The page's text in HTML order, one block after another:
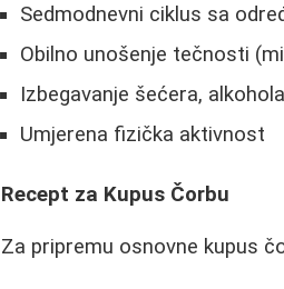
Sedmodnevni ciklus sa
Obilno unošenje tečnosti
Izbegavanje šećera,
Umjerena fizička aktivnost
Recept za Kupus Čorbu
Za pripremu osnovne kupus